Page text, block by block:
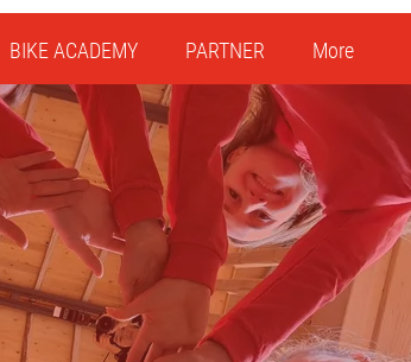
BIKE ACADEMY PARTNER More